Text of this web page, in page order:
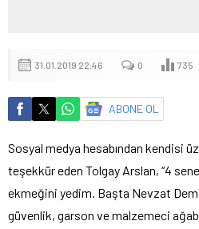
31.01.2019 22:46 0 735
ABONE OL
Sosyal medya hesabından kendisi
teşekkür eden Tolgay Arslan, “4
ekmeğini yedim. Başta Nevzat
güvenlik, garson ve malzemeci